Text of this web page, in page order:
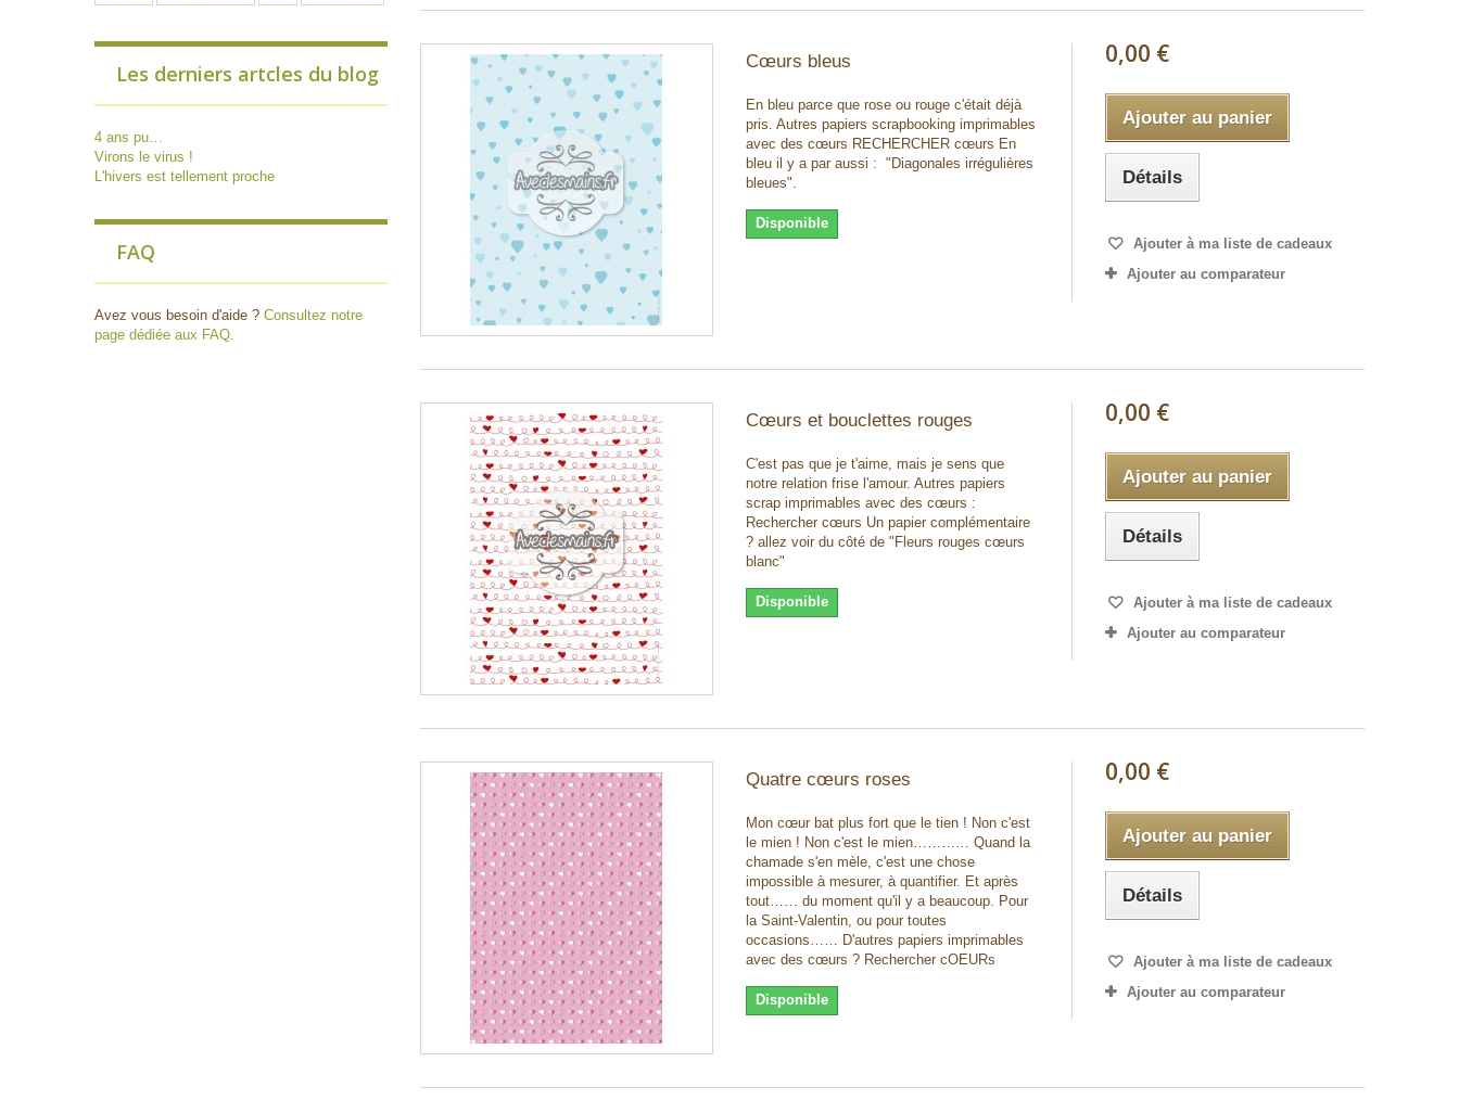
Les derniers artcles du blog
4 ans pu…
Virons le virus !
L'hivers est tellement proche
FAQ
Avez vous besoin d'aide ? Consultez notre
page dédiée aux FAQ.
Cœurs bleus
En bleu parce que rose ou rouge c'était déjà
pris. Autres papiers scrapbooking imprimables
avec des cœurs RECHERCHER cœurs En
bleu il y a par aussi : "Diagonales irrégulières
bleues".
Disponible
0,00 €
Ajouter au panier
Détails
Ajouter à ma liste de cadeaux
Ajouter au comparateur
Cœurs et bouclettes rouges
C'est pas que je t'aime, mais je sens que
notre relation frise l'amour. Autres papiers
scrap imprimables avec des cœurs :
Rechercher cœurs Un papier complémentaire
? allez voir du côté de "Fleurs rouges cœurs
blanc"
Disponible
0,00 €
Ajouter au panier
Détails
Ajouter à ma liste de cadeaux
Ajouter au comparateur
Quatre cœurs roses
Mon cœur bat plus fort que le tien ! Non c'est
le mien ! Non c'est le mien………… Quand la
chamade s'en mèle, c'est une chose
impossible à mesurer, à quantifier. Et après
tout…… du moment qu'il y a beaucoup. Pour
la Saint-Valentin, ou pour toutes
occasions…… D'autres papiers imprimables
avec des cœurs ? Rechercher cOEURs
Disponible
0,00 €
Ajouter au panier
Détails
Ajouter à ma liste de cadeaux
Ajouter au comparateur